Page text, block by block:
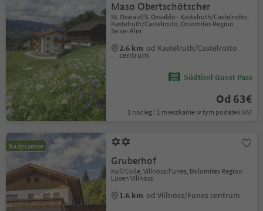
Maso Obertschötscher
St. Oswald/S. Osvaldo - Kastelruth/Castelrotto,
Kastelruth/Castelrotto, Dolomites Region
Seiser Alm
2.6 km od Kastelruth/Castelrotto
centrum
Südtirol Guest Pass
Od 63€
1 nocleg / 1 mieszkanie w tym podatek VAT
Na życzenie
Gruberhof
Koll/Colle, Villnöss/Funes, Dolomites Region
Lüsen Villnöss
1.6 km od Villnöss/Funes centrum